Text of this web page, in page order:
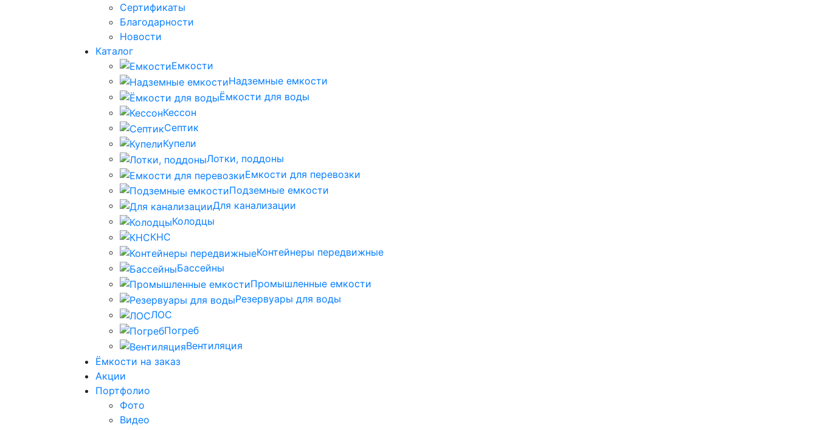
Сертификаты
Благодарности
Новости
Каталог
Емкости
Надземные емкости
Ёмкости для воды
Кессон
Септик
Купели
Лотки, поддоны
Емкости для перевозки
Подземные емкости
Для канализации
Колодцы
КНС
Контейнеры передвижные
Бассейны
Промышленные емкости
Резервуары для воды
ЛОС
Погреб
Вентиляция
Ёмкости на заказ
Акции
Портфолио
Фото
Видео